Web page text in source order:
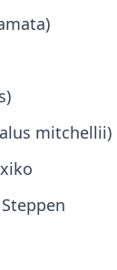
mitchellii)